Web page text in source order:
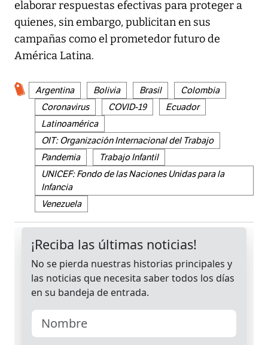
elaborar respuestas efectivas para proteger a
quienes, sin embargo, publicitan en sus
campañas como el prometedor futuro de
América Latina.
Argentina Bolivia Brasil
Colombia
Coronavirus
COVID-19
Ecuador
Latinoamérica
OIT: Organización Internacional del Trabajo
Pandemia
Trabajo Infantil
UNICEF: Fondo de las Naciones Unidas para la
Infancia
Venezuela